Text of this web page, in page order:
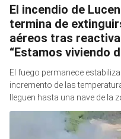
El incendio de
termina de
aéreos tras
“Estamos viviendo
El fuego permanece
incremento de las
lleguen hasta una nave de la